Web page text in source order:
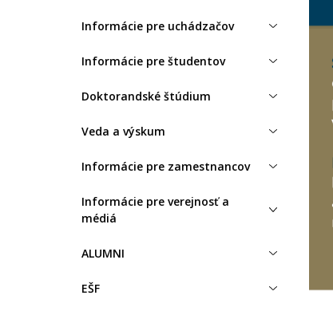
Informácie pre uchádzačov
Informácie pre študentov
Doktorandské štúdium
Veda a výskum
Informácie pre zamestnancov
Informácie pre verejnosť a
médiá
ALUMNI
EŠF